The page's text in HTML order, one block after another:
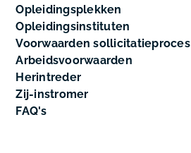
Opleidingsplekken
Opleidingsinstituten
Voorwaarden sollicitatieproces
Arbeidsvoorwaarden
Herintreder
Zij-instromer
FAQ's